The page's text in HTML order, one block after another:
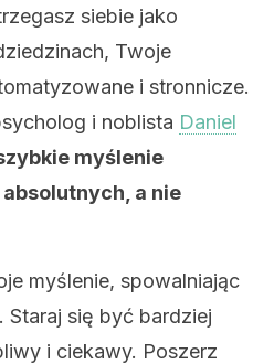
siebie jako
Twoje
i stronnicze.
i noblista Daniel
myślenie
a nie
myślenie, spowalniając
się być bardziej
i ciekawy. Poszerz